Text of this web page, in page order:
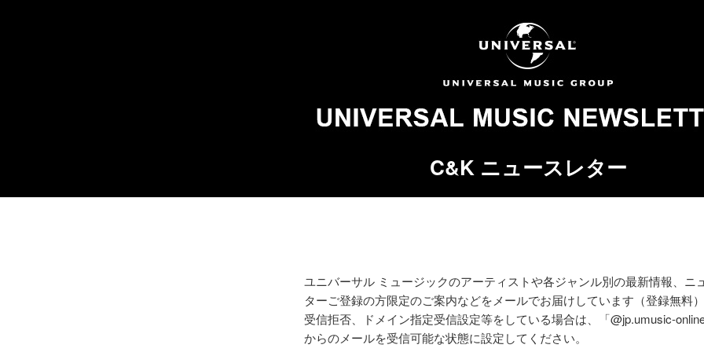
C&K ニュースレター
ユニバーサル ミュージックのアーティストや各ジャンル別の最新情報、ニ
ターご登録の方限定のご案内などをメールでお届けしています（登録無料）
受信拒否、ドメイン指定受信設定等をしている場合は、「@jp.umusic-
からのメールを受信可能な状態に設定してください。